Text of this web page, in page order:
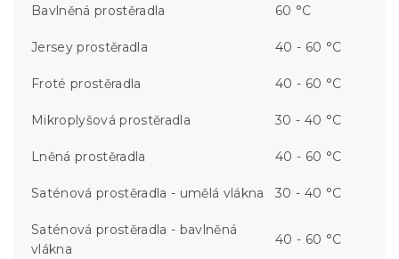
Bavlněná prostěradla
60 °C
Jersey prostěradla 40 - 60 °C
Froté prostěradla 40 - 60 °C
Mikroplyšová prostěradla 30 - 40 °C
Lněná prostěradla 40 - 60 °C
Saténová prostěradla - umělá vlákna 30 - 40 °C
Saténová prostěradla - bavlněná
vlákna
40 - 60 °C